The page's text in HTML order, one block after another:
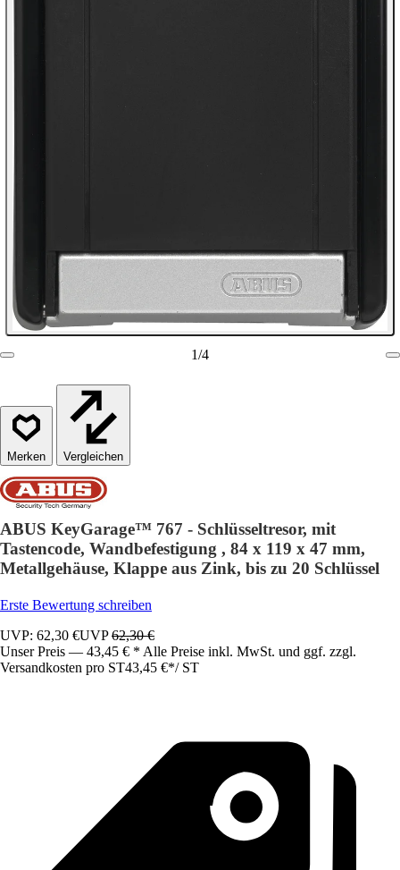
1/4
Vergleichen
ABUS KeyGarage™ 767 - Schlüsseltresor, mit
Tastencode, Wandbefestigung , 84 x 119 x 47 mm,
Metallgehäuse, Klappe aus Zink, bis zu 20 Schlüssel
Erste Bewertung schreiben
UVP: 62,30 €UVP62,30 €
Unser Preis — 43,45 € * Alle Preise inkl. MwSt. und ggf. zzgl.
Versandkosten pro ST43,45 €*/ ST